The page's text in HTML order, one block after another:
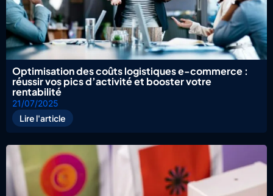
Optimisation des coûts logistiques e-commerce :
réussir vos pics d’activité et booster votre
rentabilité
21/07/2025
Lire l'article